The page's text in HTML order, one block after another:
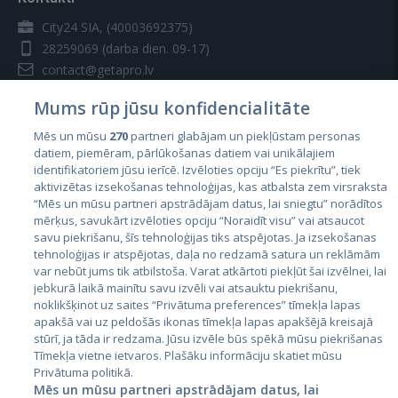
City24 SIA, (40003692375)
28259069 (darba dien. 09-17)
contact@getapro.lv
Valstis
Igaunija
Latvija
Lietuva
Mums rūp jūsu konfidencialitāte
Mēs un mūsu 270partneri glabājam un piekļūstam personas
datiem, piemēram, pārlūkošanas datiem vai unikālajiem
identifikatoriem jūsu ierīcē. Izvēloties opciju “Es piekrītu”, tiek
aktivizētas izsekošanas tehnoloģijas, kas atbalsta zem virsraksta
“Mēs un mūsu partneri apstrādājam datus, lai sniegtu” norādītos
mērķus, savukārt izvēloties opciju “Noraidīt visu” vai atsaucot
savu piekrišanu, šīs tehnoloģijas tiks atspējotas. Ja izsekošanas
tehnoloģijas ir atspējotas, daļa no redzamā satura un reklāmām
var nebūt jums tik atbilstoša. Varat atkārtoti piekļūt šai izvēlnei, lai
jebkurā laikā mainītu savu izvēli vai atsauktu piekrišanu,
noklikšķinot uz saites “Privātuma preferences” tīmekļa lapas
apakšā vai uz peldošās ikonas tīmekļa lapas apakšējā kreisajā
stūrī, ja tāda ir redzama. Jūsu izvēle būs spēkā mūsu piekrišanas
Tīmekļa vietne ietvaros. Plašāku informāciju skatiet mūsu
Privātuma politikā.
Mēs un mūsu partneri apstrādājam datus, lai